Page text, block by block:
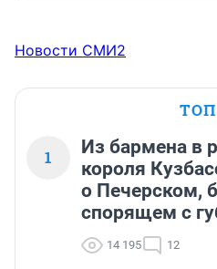
Новости СМИ2
ТОП
1
Из бармена в
короля
о Печерском,
спорящем с
14 195 12